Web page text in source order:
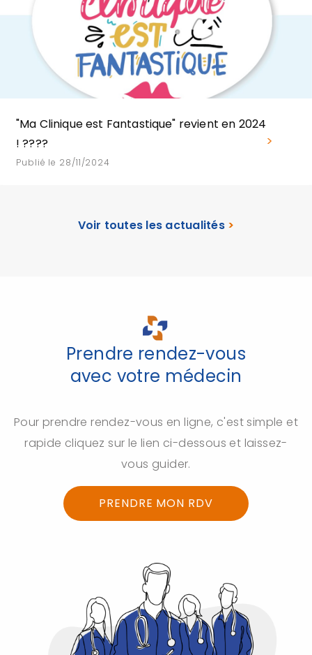
"Ma Clinique est Fantastique" revient en 2024
! ????
Publié le 28/11/2024
Voir toutes les actualités >
Prendre rendez-vous
avec votre médecin
Pour prendre rendez-vous en ligne, c'est simple et
rapide cliquez sur le lien ci-dessous et laissez-
vous guider.
PRENDRE MON RDV